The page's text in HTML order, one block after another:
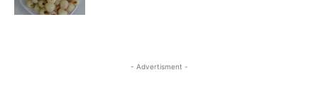
- Advertisment -